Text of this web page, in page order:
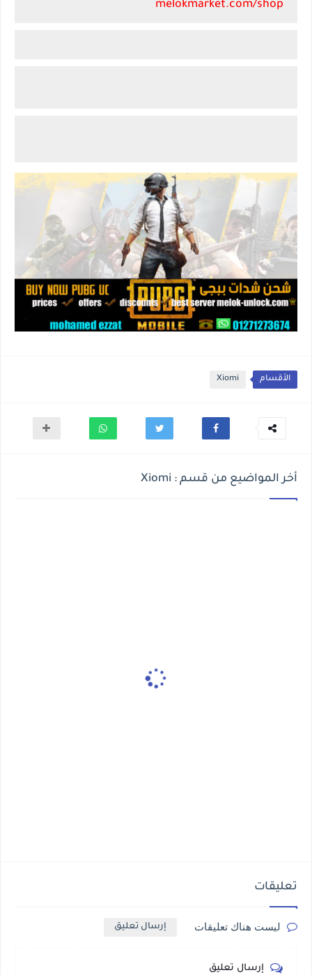
melokmarket.com/shop
الأقسام Xiomi
أخر المواضيع من قسم : Xiomi
تعليقات
ليست هناك تعليقات إرسال تعليق
إرسال تعليق